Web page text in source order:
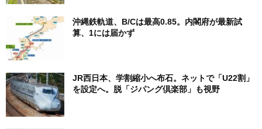
沖縄鉄軌道、B/Cは最高0.85。内閣府が最新試
算、1には届かず
JR西日本、学割縮小へ布石。ネットで「U22割」
を設定へ。脱「ジパング倶楽部」も視野